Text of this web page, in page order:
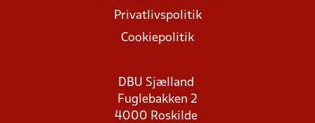
Privatlivspolitik
Cookiepolitik
DBU Sjælland
Fuglebakken 2
4000 Roskilde